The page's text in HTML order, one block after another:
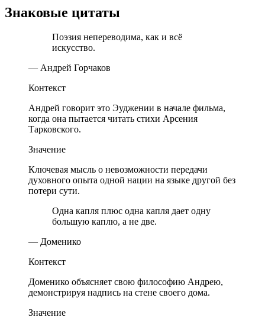
Знаковые цитаты
Поэзия непереводима, как и всё
искусство.
— Андрей Горчаков
Контекст
Андрей говорит это Эуджении в начале фильма,
когда она пытается читать стихи Арсения
Тарковского.
Значение
Ключевая мысль о невозможности передачи
духовного опыта одной нации на языке другой без
потери сути.
Одна капля плюс одна капля дает одну
большую каплю, а не две.
— Доменико
Контекст
Доменико объясняет свою философию Андрею,
демонстрируя надпись на стене своего дома.
Значение